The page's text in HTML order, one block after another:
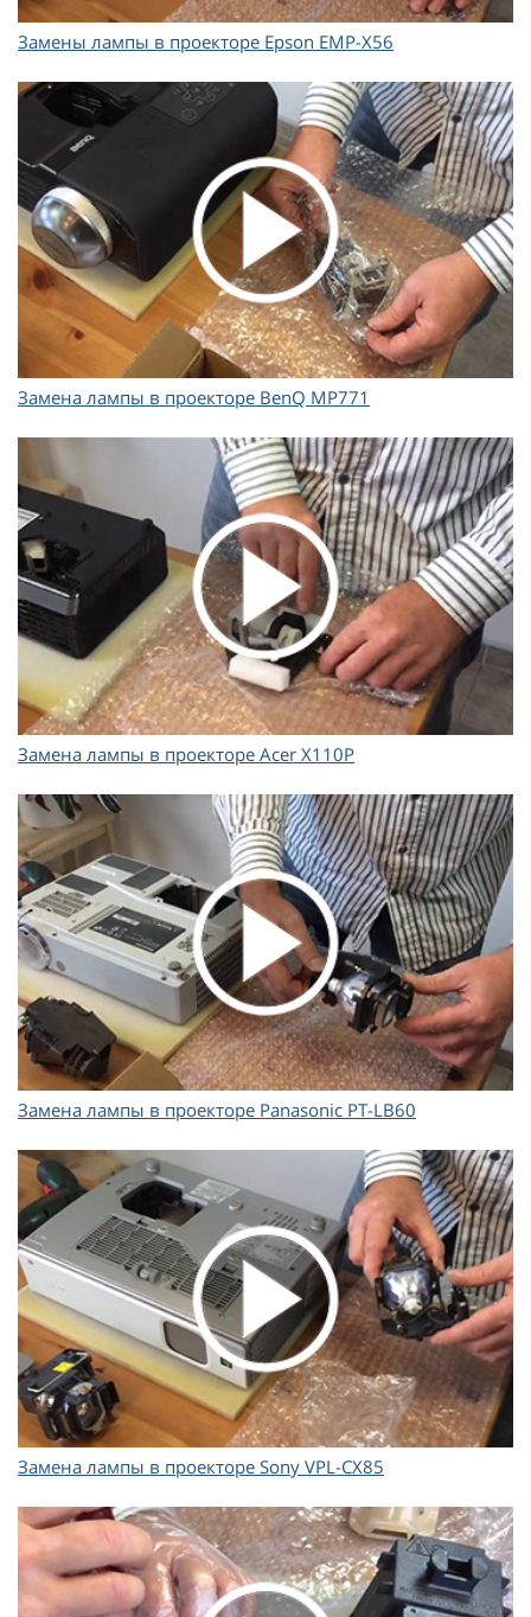
Замены лампы в проекторе Epson EMP-X56
Замена лампы в проекторе BenQ MP771
Замена лампы в проекторе Acer X110P
Замена лампы в проекторе Panasonic PT-LB60
Замена лампы в проекторе Sony VPL-CX85